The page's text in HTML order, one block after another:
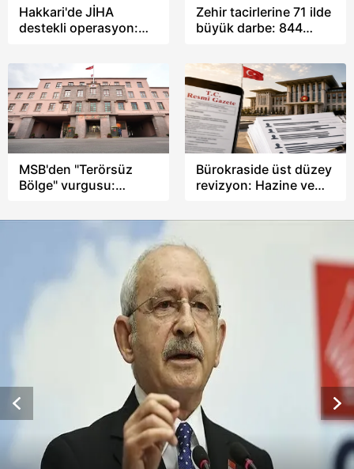
Hakkari'de JİHA
destekli operasyon:
geçirildi
Zehir tacirlerine 71 ilde
büyük darbe: 844
MSB'den "Terörsüz
Bölge" vurgusu:
stratejik bir vizyondur!
Bürokraside üst düzey
revizyon: Hazine ve
görev değişimi!